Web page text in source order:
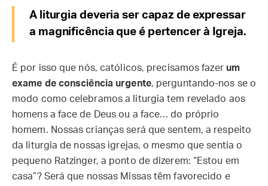
A liturgia deveria ser capaz de expressar
a magnificência que é pertencer à Igreja.
É por isso que nós, católicos, precisamos fazer um
exame de consciência urgente, perguntando-nos se o
modo como celebramos a liturgia tem revelado aos
homens a face de Deus ou a face… do próprio
homem. Nossas crianças será que sentem, a respeito
da liturgia de nossas igrejas, o mesmo que sentia o
pequeno Ratzinger, a ponto de dizerem: “Estou em
casa”? Será que nossas Missas têm favorecido e